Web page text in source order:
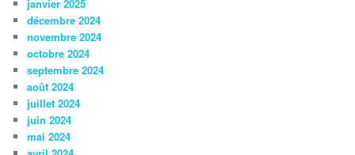
janvier 2025
décembre 2024
novembre 2024
octobre 2024
septembre 2024
août 2024
juillet 2024
juin 2024
mai 2024